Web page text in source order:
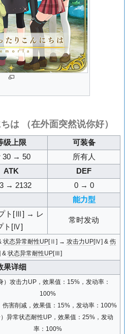
は（在外面突然说你好）
级上限
可装备
30 → 50
所有人
ATK
DEF
→ 2132
0 → 0
能力型
ト[Ⅲ] → レ
ト[Ⅳ]
常时发动
状态异常耐性UP[Ⅱ] → 攻击力UP[Ⅳ] & 伤
& 状态异常耐性UP[Ⅲ]
果详细
）攻击力UP，效果值：15%，发动率：
100%
伤害削减，效果值：15%，发动率：100%
）异常状态耐性UP，效果值：25%，发动
率：100%